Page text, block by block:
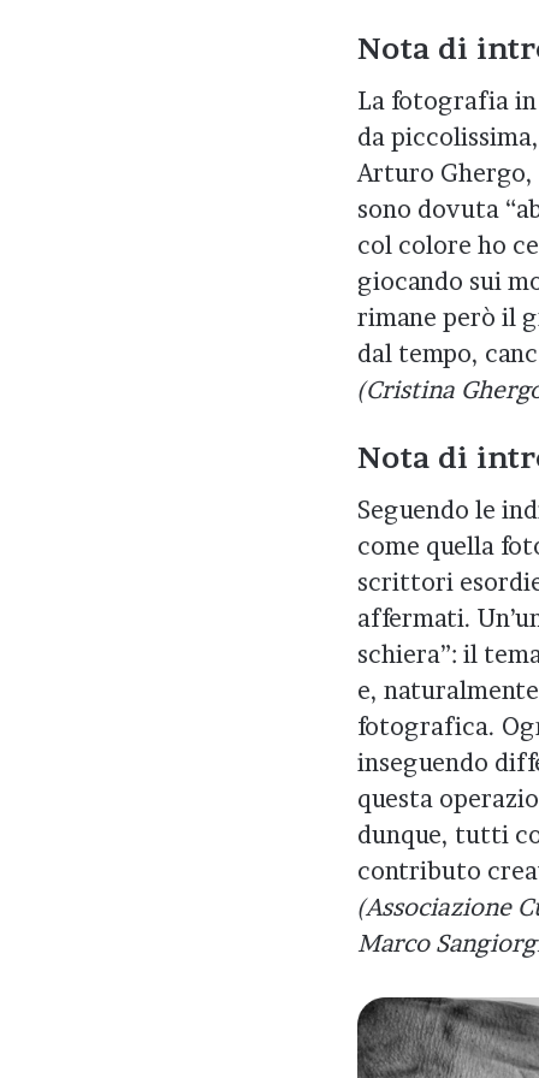
Nota di
La fotografia in
da
Arturo Ghergo,
sono dovuta
col colore ho
giocando sui
rimane però il
dal tempo,
(Cristina
Nota di
Seguendo le
come quella
scrittori
affermati.
schiera”: il
e,
fotografica.
inseguendo
questa
dunque, tutti
contributo
(Associazione
Marco